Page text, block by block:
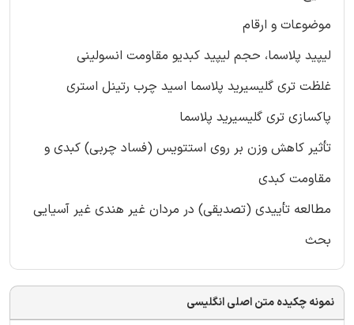
موضوعات و ارقام
لیپید پلاسما، حجم لیپید کبدیو مقاومت انسولینی
غلظت تری گلیسیرید پلاسما اسید چرب رتینل استری
پاکسازی تری گلیسیرید پلاسما
تأثیر کاهش وزن بر روی استتویس (فساد چربی) کبدی و
مقاومت کبدی
مطالعه تأییدی (تصدیقی) در مردان غیر هندی غیر آسیایی
بحث
نمونه چکیده متن اصلی انگلیسی